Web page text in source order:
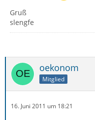
Gruß
slengfe
oekonom
Mitglied
16. Juni 2011 um 18:21